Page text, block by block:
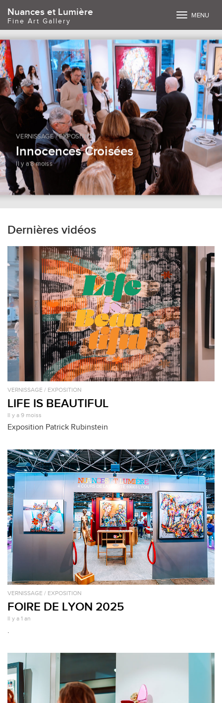
ToggleMENU
Nuances et Lumière
Fine Art Gallery
VERNISSAGE / EXPOSITION
Innocences Croisées
Il y a 8 moiss
Dernières vidéos
VERNISSAGE / EXPOSITION
LIFE IS BEAUTIFUL
Il y a 9 moiss
Exposition Patrick Rubinstein
VERNISSAGE / EXPOSITION
FOIRE DE LYON 2025
Il y a 1 an
.